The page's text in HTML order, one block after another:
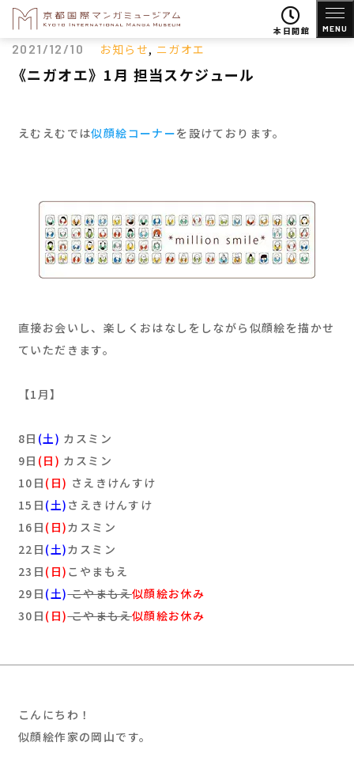
本日開館 MENU
2021/12/10 お知らせ, ニガオエ
《ニガオエ》1月 担当スケジュール
えむえむでは似顔絵コーナーを設けております。
直接お会いし、楽しくおはなしをしながら似顔絵を描かせ
ていただきます。
【1月】
8日 (土) カスミン
9日 (日) カスミン
10日 (日) さえきけんすけ
15日 (土) さえきけんすけ
16日 (日)カスミン
22日 (土)カスミン
23日 (日) こやまもえ
29日 (土)こやまもえ似顔絵お休み
30日 (日)こやまもえ似顔絵お休み
こんにちわ！
似顔絵作家の岡山です。